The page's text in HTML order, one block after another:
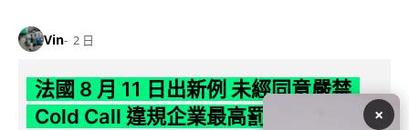
Vin 2 日
法國 8 月 11 日出新例 未經同意嚴禁
Cold Call 違規企業最高罰 345 萬
×